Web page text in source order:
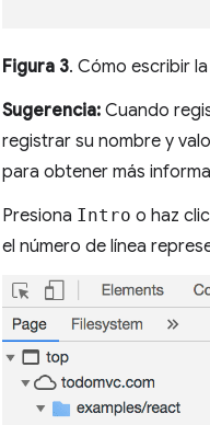
Figura 3. Cómo escribir
Sugerencia: Cuando
registrar su nombre y
para obtener más
Presiona Intro o haz
el número de línea